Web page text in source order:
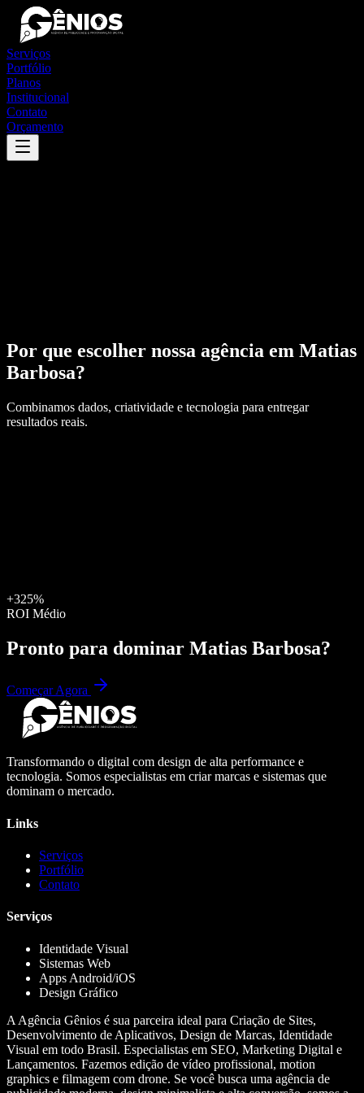
Serviços
Portfólio
Planos
Institucional
Contato
Orçamento
Por que escolher nossa agência em Matias
Barbosa?
Combinamos dados, criatividade e tecnologia para entregar
resultados reais.
+325%
ROI Médio
Pronto para dominar Matias Barbosa?
Começar Agora
Transformando o digital com design de alta performance e
tecnologia. Somos especialistas em criar marcas e sistemas que
dominam o mercado.
Links
Serviços
Portfólio
Contato
Serviços
Identidade Visual
Sistemas Web
Apps Android/iOS
Design Gráfico
A Agência Gênios é sua parceira ideal para Criação de Sites,
Desenvolvimento de Aplicativos, Design de Marcas, Identidade
Visual em todo Brasil. Especialistas em SEO, Marketing Digital e
Lançamentos. Fazemos edição de vídeo profissional, motion
graphics e filmagem com drone. Se você busca uma agência de